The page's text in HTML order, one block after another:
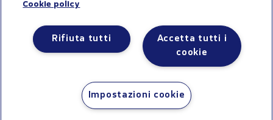
2025 © Valtur Copyright. All rights reserved
Gestisci le tue preferenze sui cookie
Cookie policy
Accetta tutti i
cookie
Rifiuta tutti
Impostazioni cookie